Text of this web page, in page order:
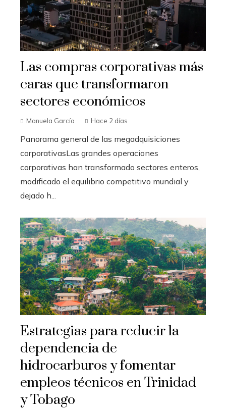
Las compras corporativas más
caras que transformaron
sectores económicos
Manuela García Hace 2 días
Panorama general de las megadquisiciones
corporativasLas grandes operaciones
corporativas han transformado sectores enteros,
modificado el equilibrio competitivo mundial y
dejado h...
Estrategias para reducir la
dependencia de
hidrocarburos y fomentar
empleos técnicos en Trinidad
y Tobago